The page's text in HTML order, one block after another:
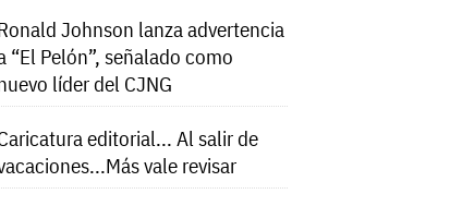
Johnson lanza advertencia
“El Pelón”, señalado como
líder del CJNG
editorial... Al salir de
vale revisar